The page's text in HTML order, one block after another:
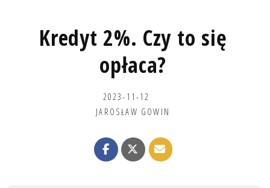
Kredyt 2%. Czy to się
opłaca?
2023-11-12
JAROSŁAW GOWIN